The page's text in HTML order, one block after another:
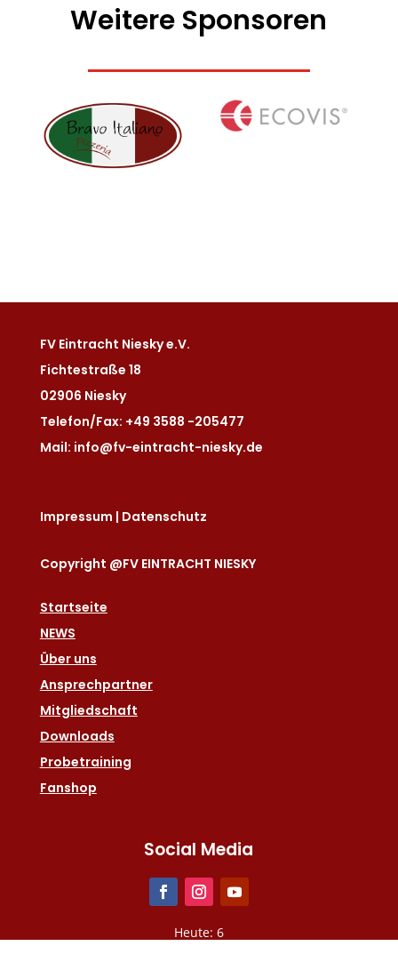
Weitere Sponsoren
FV Eintracht Niesky e.V.
Fichtestraße 18
02906 Niesky
Telefon/Fax: +49 3588 -205477
Mail: info@fv-eintracht-niesky.de
Impressum | Datenschutz
Copyright @FV EINTRACHT NIESKY
Startseite
NEWS
Über uns
Ansprechpartner
Mitgliedschaft
Downloads
Probetraining
Fanshop
Social Media
Heute: 6